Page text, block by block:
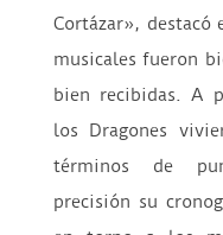
Cortázar», destacó
musicales fueron
bien recibidas. A
los Dragones
términos de
precisión su